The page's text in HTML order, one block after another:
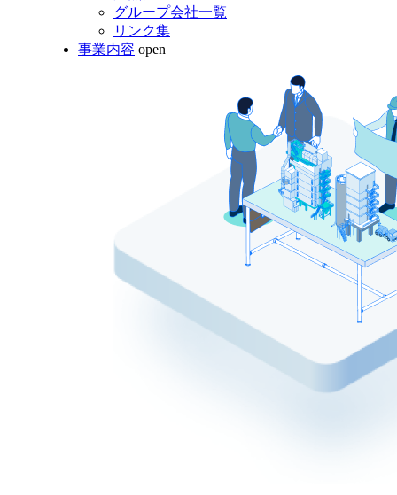
グループ会社一覧
リンク集
事業内容 open